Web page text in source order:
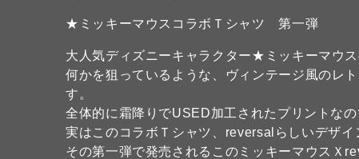
★ミッキーマウスコラボＴシャツ 第一弾
大人気ディズニーキャラクター★ミッキーマウ
何かを狙っているような、ヴィンテージ風のレ
す。
全体的に霜降りでUSED加工されたプリントな
実はこのコラボＴシャツ、reversalらしいデザイ
その第一弾で発売されるこのミッキーマウスＸ